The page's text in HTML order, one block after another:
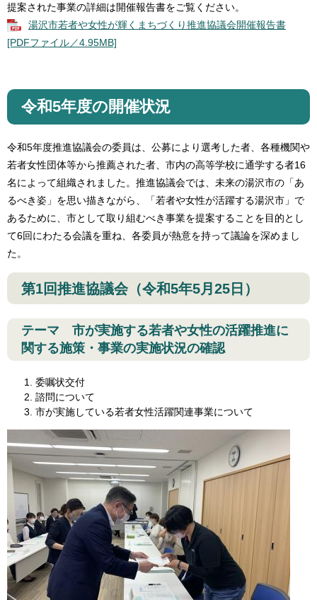
提案された事業の詳細は開催報告書をご覧ください。
湯沢市若者や女性が輝くまちづくり推進協議会開催報告書
[PDFファイル／4.95MB]
令和5年度の開催状況
令和5年度推進協議会の委員は、公募により選考した者、各種機関や
若者女性団体等から推薦された者、市内の高等学校に通学する者16
名によって組織されました。推進協議会では、未来の湯沢市の「あ
るべき姿」を思い描きながら、「若者や女性が活躍する湯沢市」で
あるために、市として取り組むべき事業を提案することを目的とし
て6回にわたる会議を重ね、各委員が熱意を持って議論を深めまし
た。
第1回推進協議会（令和5年5月25日）
テーマ 市が実施する若者や女性の活躍推進に
関する施策・事業の実施状況の確認​
委嘱状交付
諮問について
市が実施している若者女性活躍関連事業について